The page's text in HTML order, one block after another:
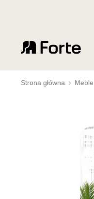
Strona główna Meble